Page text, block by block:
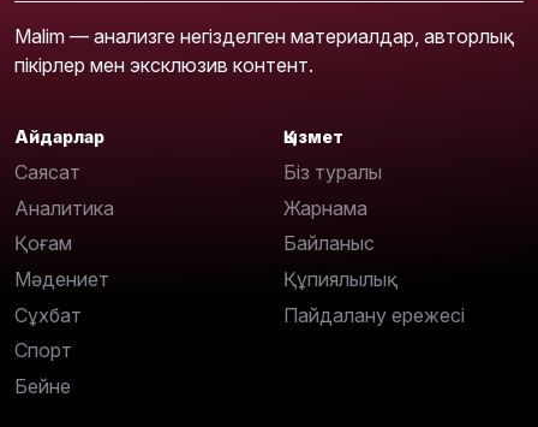
Malim — анализге негізделген материалдар, авторлық
пікірлер мен эксклюзив контент.
Айдарлар
Саясат
Аналитика
Қоғам
Мәдениет
Сұхбат
Спорт
Бейне
Қызмет
Біз туралы
Жарнама
Байланыс
Құпиялылық
Пайдалану ережесі